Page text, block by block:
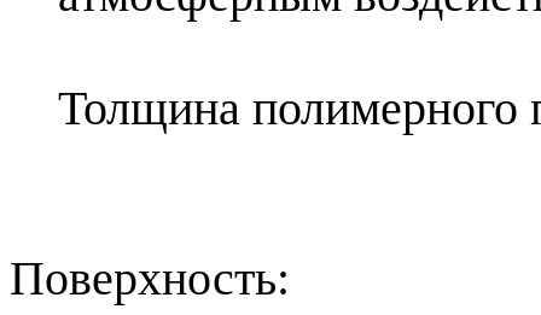
Толщина полимерного
Поверхность: